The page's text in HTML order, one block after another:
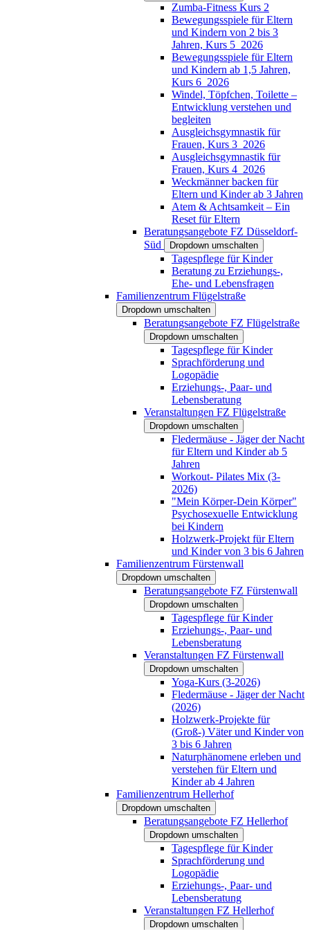
Zumba-Fitness Kurs 2
Bewegungsspiele für Eltern
und Kindern von 2 bis 3
Jahren, Kurs 5_2026
Bewegungsspiele für Eltern
und Kindern ab 1,5 Jahren,
Kurs 6_2026
Windel, Töpfchen, Toilette –
Entwicklung verstehen und
begleiten
Ausgleichsgymnastik für
Frauen, Kurs 3_2026
Ausgleichsgymnastik für
Frauen, Kurs 4_2026
Weckmänner backen für
Eltern und Kinder ab 3 Jahren
Atem & Achtsamkeit – Ein
Reset für Eltern
Beratungsangebote FZ Düsseldorf-
Süd
Dropdown umschalten
Tagespflege für Kinder
Beratung zu Erziehungs-,
Ehe- und Lebensfragen
Familienzentrum Flügelstraße
Dropdown umschalten
Beratungsangebote FZ Flügelstraße
Dropdown umschalten
Tagespflege für Kinder
Sprachförderung und
Logopädie
Erziehungs-, Paar- und
Lebensberatung
Veranstaltungen FZ Flügelstraße
Dropdown umschalten
Fledermäuse - Jäger der Nacht
für Eltern und Kinder ab 5
Jahren
Workout- Pilates Mix (3-
2026)
"Mein Körper-Dein Körper"
Psychosexuelle Entwicklung
bei Kindern
Holzwerk-Projekt für Eltern
und Kinder von 3 bis 6 Jahren
Familienzentrum Fürstenwall
Dropdown umschalten
Beratungsangebote FZ Fürstenwall
Dropdown umschalten
Tagespflege für Kinder
Erziehungs-, Paar- und
Lebensberatung
Veranstaltungen FZ Fürstenwall
Dropdown umschalten
Yoga-Kurs (3-2026)
Fledermäuse - Jäger der Nacht
(2026)
Holzwerk-Projekte für
(Groß-) Väter und Kinder von
3 bis 6 Jahren
Naturphänomene erleben und
verstehen für Eltern und
Kinder ab 4 Jahren
Familienzentrum Hellerhof
Dropdown umschalten
Beratungsangebote FZ Hellerhof
Dropdown umschalten
Tagespflege für Kinder
Sprachförderung und
Logopädie
Erziehungs-, Paar- und
Lebensberatung
Veranstaltungen FZ Hellerhof
Dropdown umschalten